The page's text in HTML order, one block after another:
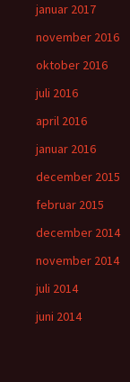
januar 2017
november 2016
oktober 2016
juli 2016
april 2016
januar 2016
december 2015
februar 2015
december 2014
november 2014
juli 2014
juni 2014